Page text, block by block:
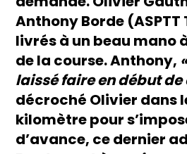
Anthony Borde (ASPTT
livrés à un beau mano
de la course. Anthony,
laissé faire en début de
décroché Olivier dans
kilomètre pour
d’avance, ce dernier